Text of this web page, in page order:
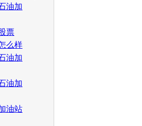
油加
票
么样
油加
油加
油站